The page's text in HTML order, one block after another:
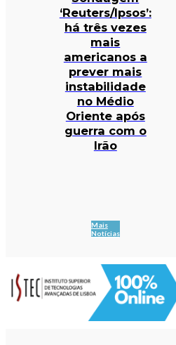
‘Reuters/Ipsos’:
há três vezes
mais
americanos a
prever mais
instabilidade
no Médio
Oriente após
guerra com o
Irão
Mais
Notícias